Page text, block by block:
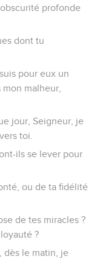
profonde
dont tu
pour eux un
malheur,
jour, Seigneur, je
toi.
ils se lever pour
ou de ta fidélité
de tes miracles ?
?
dès le matin, je